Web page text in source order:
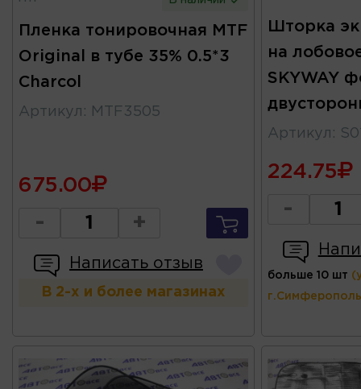
Пленка тонировочная MTF
Original в тубе 35% 0.5*3
Charcol
Артикул : MTF3505
675.00
- +
Написать отзыв
В 2-х и более магазинах
Шторка
на
SKYWAY
Артикул :
224.75
-
больше 10 шт